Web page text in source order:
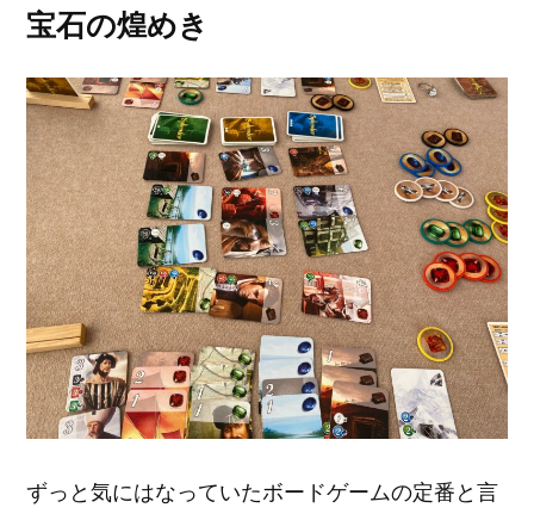
宝石の煌めき
ずっと気にはなっていたボードゲームの定番と言